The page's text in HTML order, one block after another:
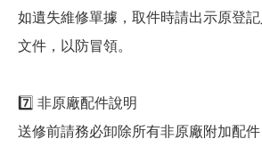
如遺失維修單據，取件時請出示原登
文件，以防冒領。
7️⃣ 非原廠配件說明
送修前請務必卸除所有非原廠附加配